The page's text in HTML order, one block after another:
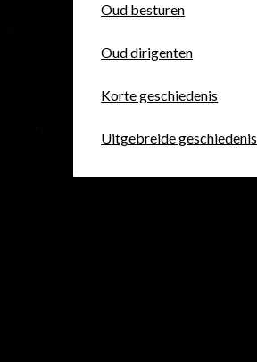
Oud besturen
Oud dirigenten
Korte geschiedenis
Uitgebreide geschiedenis